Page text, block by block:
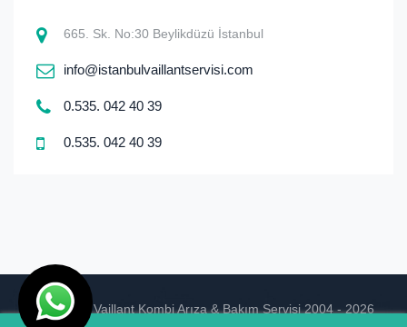
665. Sk. No:30 Beylikdüzü İstanbul
info@istanbulvaillantservisi.com
0.535. 042 40 39
0.535. 042 40 39
© istanbul Vaillant Kombi Arıza & Bakım Servisi 2004 - 2026